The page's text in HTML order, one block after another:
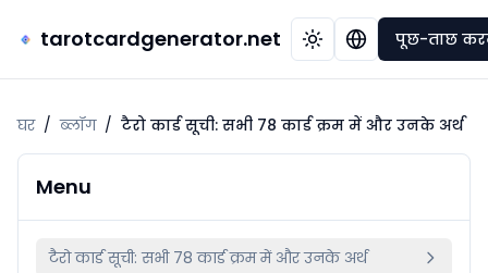
tarotcardgenerator.net पूछ-ताछ
घर / ब्लॉग / टैरो कार्ड सूची: सभी 78 कार्ड क्रम में और उनके अर्थ
Menu
टैरो कार्ड सूची: सभी 78 कार्ड क्रम में और उनके अर्थ